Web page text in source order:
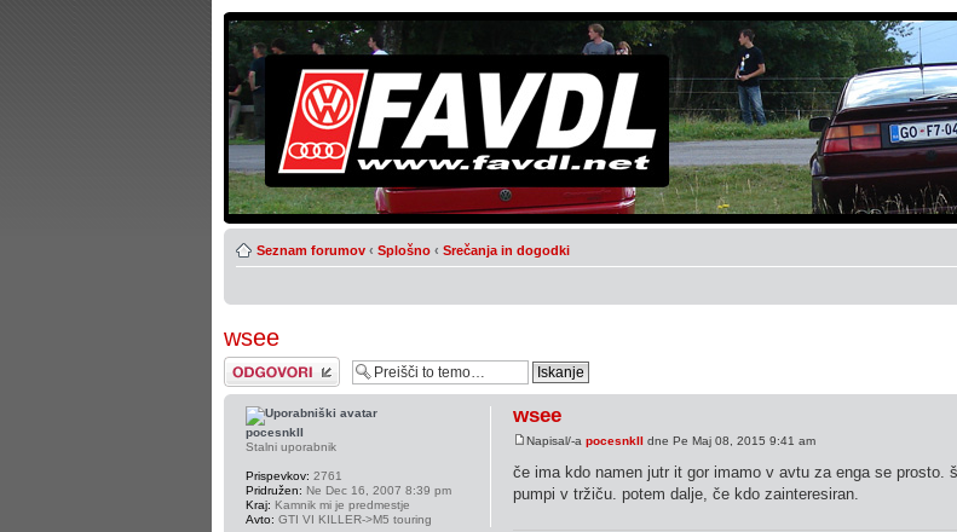
Seznam forumov ‹ Splošno ‹ Srečanja in dogodki
wsee
Napiši odgovor
wsee
Napisal/-a pocesnkIIdne Pe Maj 08, 2015 9:41 am
če ima kdo namen jutr it gor imamo v avtu za enga se
pumpi v tržiču. potem dalje, če kdo zainteresiran.
pocesnkII
Stalni uporabnik
Prispevkov: 2761
Pridružen: Ne Dec 16, 2007 8:39 pm
Kraj: Kamnik mi je predmestje
Avto: GTI VI KILLER->M5 touring